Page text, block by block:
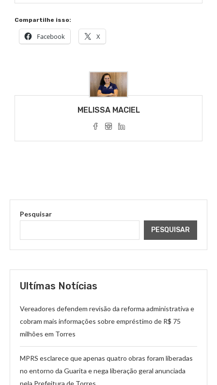
Compartilhe isso:
Facebook X
MELISSA MACIEL
Pesquisar
PESQUISAR
Ultímas Notícias
Vereadores defendem revisão da reforma administrativa e
cobram mais informações sobre empréstimo de R$ 75
milhões em Torres
MPRS esclarece que apenas quatro obras foram liberadas
no entorno da Guarita e nega liberação geral anunciada